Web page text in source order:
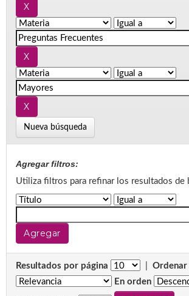
Nueva búsqueda
Agregar filtros:
Utiliza filtros para refinar los resultados de
Resultados por página
En orden